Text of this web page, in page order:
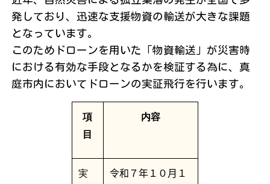
発しており、迅速な支援物資の輸送が大きな課題
となっています。
このためドローンを用いた「物資輸送」が災害時
における有効な手段となるかを検証する為に、真
庭市内においてドローンの実証飛行を行います。
項
目
内容
実
令和７年１０月１